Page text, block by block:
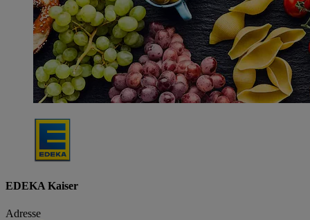
EDEKA Kaiser
Adresse